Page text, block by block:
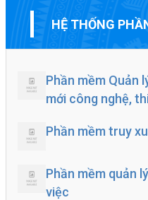
HỆ THỐNG
Phần mềm Quản
mới công nghệ,
Phần mềm truy
Phần mềm quản
việc